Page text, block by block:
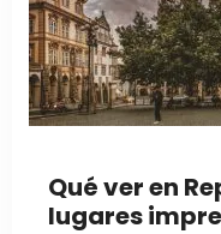
Qué ver en
lugares